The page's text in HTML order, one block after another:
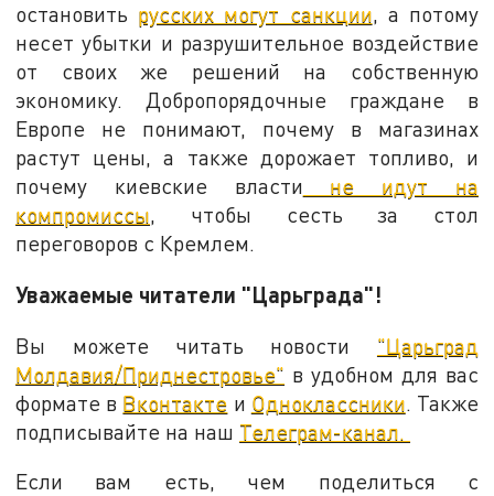
остановить русских могут санкции, а потому
несет убытки и разрушительное воздействие
от своих же решений на собственную
экономику. Добропорядочные граждане в
Европе не понимают, почему в магазинах
растут цены, а также дорожает топливо, и
почему киевские власти не идут на
компромиссы, чтобы сесть за стол
переговоров с Кремлем.
Уважаемые читатели "Царьграда"!
Вы можете читать новости "Царьград
Молдавия/Приднестровье" в удобном для вас
формате в Вконтакте и Одноклассники. Также
подписывайте на наш Телеграм-канал.
Если вам есть, чем поделиться с